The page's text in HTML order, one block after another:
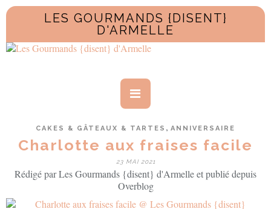
LES GOURMANDS {DISENT}
D'ARMELLE
CAKES & GÂTEAUX & TARTES , ANNIVERSAIRE
Charlotte aux fraises facile
23 MAI 2021
Rédigé par Les Gourmands {disent} d'Armelle et publié depuis
Overblog